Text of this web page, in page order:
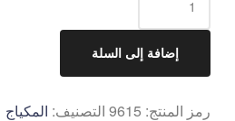
إضافة إلى السلة
رمز المنتج: 9615 التصنيف: المكياج